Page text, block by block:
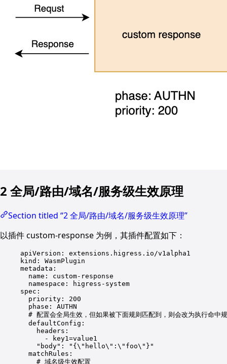
2 全局/路由/域名/服务级生效原理
Section titled “2 全局/路由/域名/服务级生效原理”
以插件 custom-response 为例，其插件配置如下：
apiVersion : extensions.higress.io/v1alpha1
kind : WasmPlugin
metadata :
name : custom-response
namespace :
higress-system
spec :
priority : 200
phase : AUTHN
# 配置会全局生效，但如果被下面规则匹配到，则会改为执行命中
defaultConfig :
headers :
-
key1=value1
" body" : " { \" hello\" : \" foo\" } "
matchRules :
# 域名级生效配置